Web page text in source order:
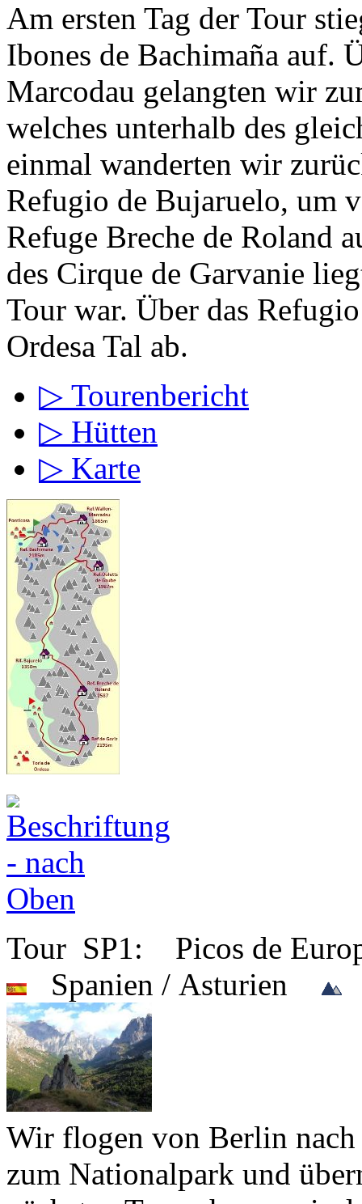
Am ersten Tag der Tour
Ibones de Bachimaña auf.
Marcodau gelangten wir
welches unterhalb des
einmal wanderten wir
Refugio de Bujaruelo, um
Refuge Breche de Roland
des Cirque de Garvanie
Tour war. Über das
Ordesa Tal ab.
▷ Tourenbericht
▷ Hütten
▷ Karte
Tour SP1: Picos de
Spanien / Asturien
Wir flogen von Berlin
zum Nationalpark und